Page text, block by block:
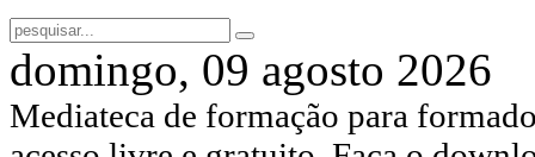
domingo, 09 agosto 2026
Mediateca de formação para